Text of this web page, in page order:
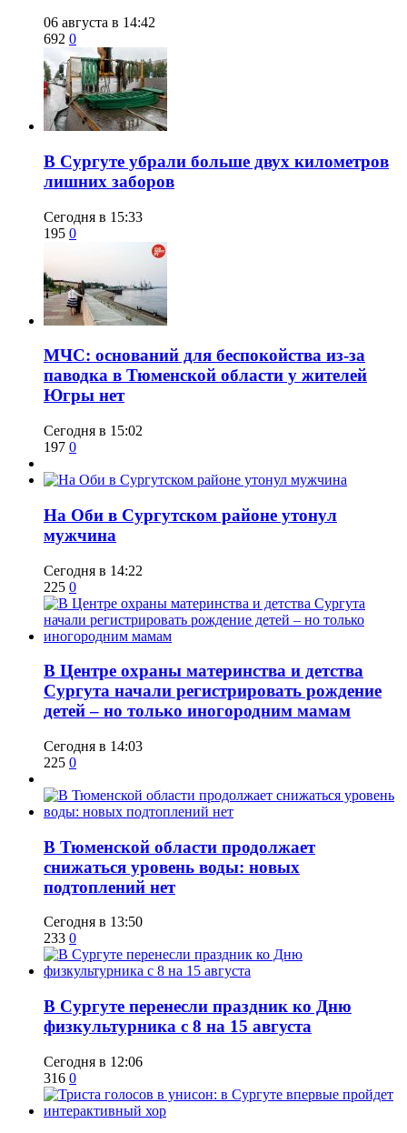
06 августа в 14:42
692 0
​В Сургуте убрали больше двух километров
лишних заборов
Сегодня в 15:33
195 0
​МЧС: оснований для беспокойства из-за
паводка в Тюменской области у жителей
Югры нет
Сегодня в 15:02
197 0
​На Оби в Сургутском районе утонул
мужчина
Сегодня в 14:22
225 0
​В Центре охраны материнства и детства
Сургута начали регистрировать рождение
детей – но только иногородним мамам
Сегодня в 14:03
225 0
​В Тюменской области продолжает
снижаться уровень воды: новых
подтоплений нет
Сегодня в 13:50
233 0
​В Сургуте перенесли праздник ко Дню
физкультурника с 8 на 15 августа
Сегодня в 12:06
316 0